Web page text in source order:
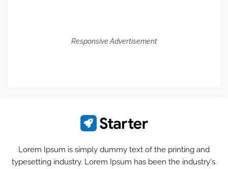
Responsive Advertisement
Lorem Ipsum is simply dummy text of the printing and
typesetting industry. Lorem Ipsum has been the industry's.